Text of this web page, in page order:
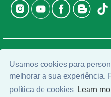
Usamos cookies para
melhorar a sua experiência.
política de cookies Learn
Software.